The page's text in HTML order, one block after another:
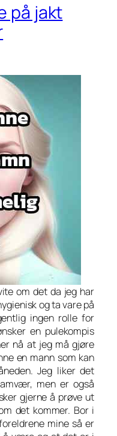
på jakt
om det da jeg har
og ta vare på
ingen rolle for
en pulekompis
nå at jeg må gjøre
en mann som kan
Jeg liker det
men er også
gjerne å prøve ut
det kommer. Bor i
mine så er